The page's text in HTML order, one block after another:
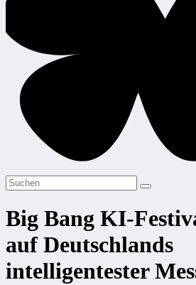
Big Bang KI-
auf Deutschlands
intelligentester